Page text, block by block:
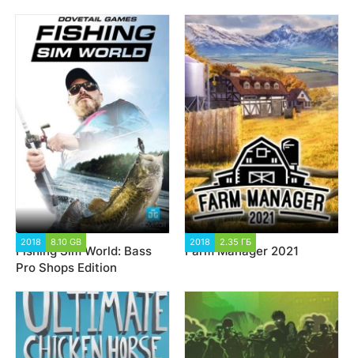
2018 8.10 GB
Fishing Sim World: Bass
Pro Shops Edition
2018 2.35 ГБ
Farm Manager 2021